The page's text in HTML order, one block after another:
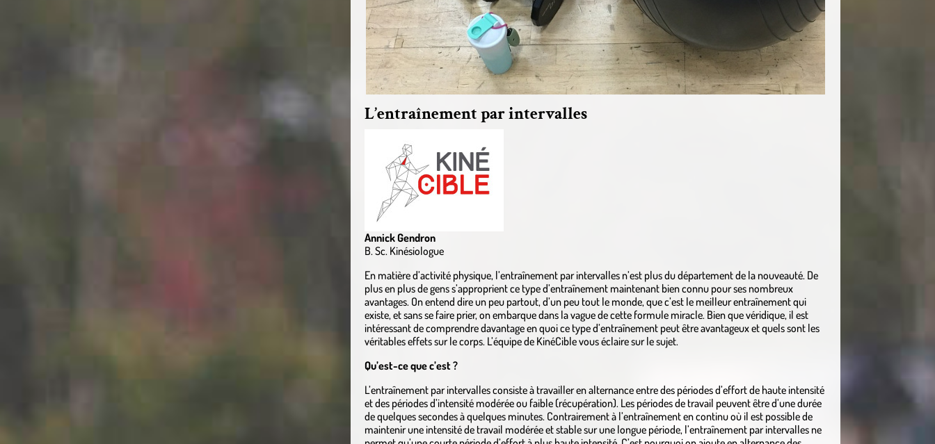
L’entraînement par intervalles
Annick Gendron
B. Sc. Kinésiologue
En matière d’activité physique, l’entraînement par intervalles n’est plus du département de la nouveauté. De
plus en plus de gens s’approprient ce type d’entraînement maintenant bien connu pour ses nombreux
avantages. On entend dire un peu partout, d’un peu tout le monde, que c’est le meilleur entraînement qui
existe, et sans se faire prier, on embarque dans la vague de cette formule miracle. Bien que véridique, il est
intéressant de comprendre davantage en quoi ce type d’entraînement peut être avantageux et quels sont les
véritables effets sur le corps. L’équipe de KinéCible vous éclaire sur le sujet.
Qu’est-ce que c’est ?
L’entraînement par intervalles consiste à travailler en alternance entre des périodes d’effort de haute intensité
et des périodes d’intensité modérée ou faible (récupération). Les périodes de travail peuvent être d’une durée
de quelques secondes à quelques minutes. Contrairement à l’entraînement en continu où il est possible de
maintenir une intensité de travail modérée et stable sur une longue période, l’entraînement par intervalles ne